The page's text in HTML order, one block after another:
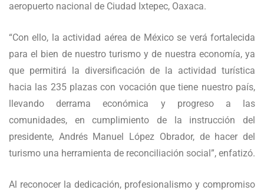
aeropuerto nacional de Ciudad Ixtepec, Oaxaca.
“Con ello, la actividad aérea de México se verá fortalecida
para el bien de nuestro turismo y de nuestra economía, ya
que permitirá la diversificación de la actividad turística
hacia las 235 plazas con vocación que tiene nuestro país,
llevando derrama económica y progreso a las
comunidades, en cumplimiento de la instrucción del
presidente, Andrés Manuel López Obrador, de hacer del
turismo una herramienta de reconciliación social”, enfatizó.
Al reconocer la dedicación, profesionalismo y compromiso